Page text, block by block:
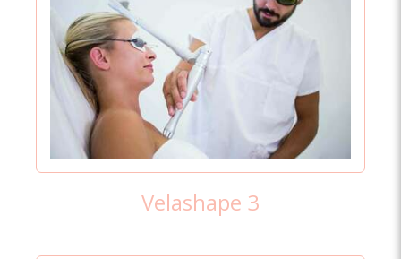
Velashape 3